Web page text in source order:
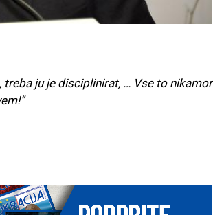
treba ju je disciplinirat, … Vse to nikamor